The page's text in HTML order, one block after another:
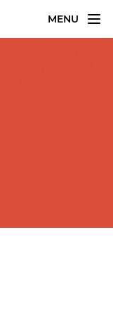
MENU